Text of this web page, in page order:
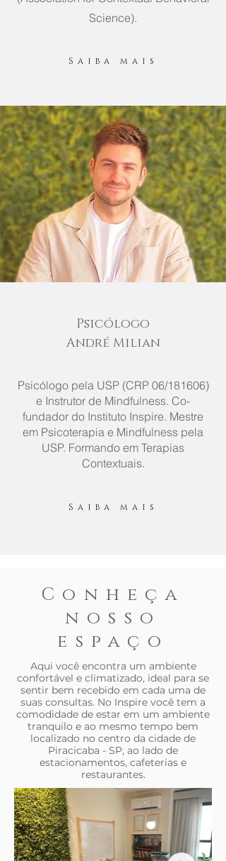
Science).
Saiba mais
Psicólogo
André Milian
​Psicólogo pela USP (CRP 06/181606)
e Instrutor de Mindfulness. Co-
fundador do Instituto Inspire. Mestre
em Psicoterapia e Mindfulness pela
USP. Formando em Terapias
Contextuais.
Saiba mais
Conheça
nosso
espaço
Aqui você encontra um ambiente
confortável e climatizado, ideal para se
sentir bem recebido em cada uma de
suas consultas. No Inspire você tem a
comodidade de estar em um ambiente
tranquilo e ao mesmo tempo bem
localizado no centro da cidade de
Piracicaba - SP, ao lado de
estacionamentos, cafeterias e
restaurantes.